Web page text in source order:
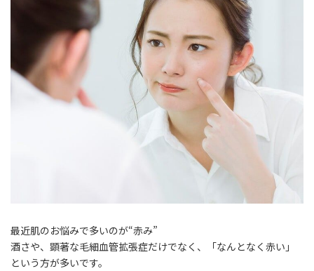
最近肌のお悩みで多いのが“赤み”
酒さや、顕著な毛細血管拡張症だけでなく、「なんとなく赤い 」
という方が多いです。